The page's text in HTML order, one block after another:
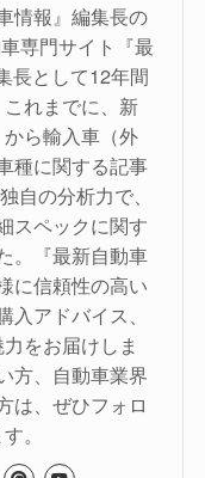
情報』編集長の
専門サイト『最
長として12年間
れまでに、新
ら輸入車（外
種に関する記事
自の分析力で、
スペックに関す
。『最新自動車
に信頼性の高い
アドバイス、
をお届けしま
方、自動車業界
は、ぜひフォロ
。